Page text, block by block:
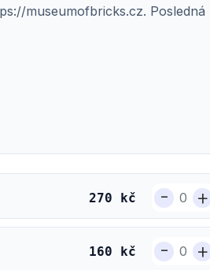
museumofbricks.cz. Posledná
270 kč - +
160 kč - +